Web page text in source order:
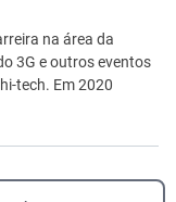
procurona área da
3G e outros eventos
tech. Em 2020